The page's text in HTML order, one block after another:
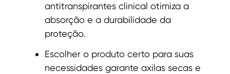
antitranspirantes clinical otimiza a
absorção e a durabilidade da
proteção.
Escolher o produto certo para suas
necessidades garante axilas secas e